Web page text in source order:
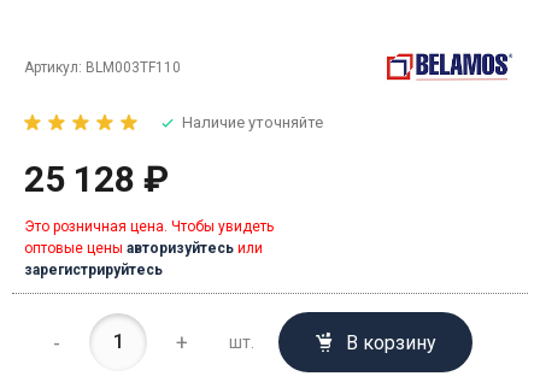
Артикул: BLM003TF110
Наличие уточняйте
25 128 ₽
Это розничная цена. Чтобы увидеть
оптовые цены авторизуйтесь или
зарегистрируйтесь
- + шт. В корзину